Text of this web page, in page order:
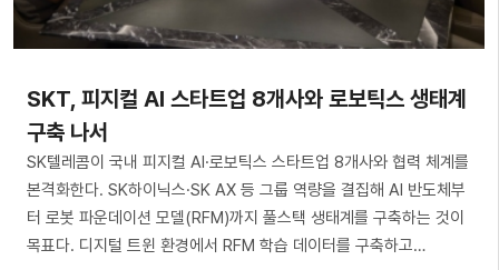
SKT, 피지컬 AI 스타트업 8개사와 로보틱스 생태계
구축 나서
SK텔레콤이 국내 피지컬 AI·로보틱스 스타트업 8개사와 협력 체계를
본격화한다. SK하이닉스·SK AX 등 그룹 역량을 결집해 AI 반도체부
터 로봇 파운데이션 모델(RFM)까지 풀스택 생태계를 구축하는 것이
목표다. 디지털 트윈 환경에서 RFM 학습 데이터를 구축하고…